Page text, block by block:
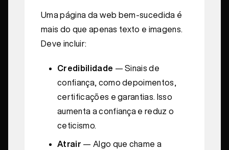
Uma página da web bem-sucedida é
mais do que apenas texto e imagens.
Deve incluir:
Credibilidade — Sinais de
confiança, como depoimentos,
certificações e garantias. Isso
aumenta a confiança e reduz o
ceticismo.
Atrair — Algo que chame a